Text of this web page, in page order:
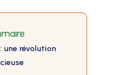
une révolution